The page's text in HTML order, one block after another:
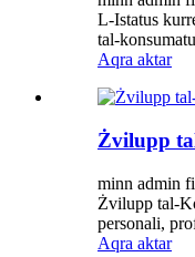
L-Istatus
tal-
Aqra aktar
Żvilupp
minn admin
Żvilupp tal-
personali,
Aqra aktar